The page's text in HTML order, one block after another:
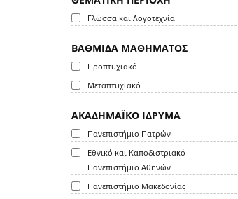
Γλώσσα και Λογοτεχνία
ΒΑΘΜΙΔΑ ΜΑΘΗΜΑΤΟΣ
Προπτυχιακό
Μεταπτυχιακό
ΑΚΑΔΗΜΑΪΚΟ ΙΔΡΥΜΑ
Πανεπιστήμιο Πατρών
Εθνικό και Καποδιστριακό
Πανεπιστήμιο Αθηνών
Πανεπιστήμιο Μακεδονίας